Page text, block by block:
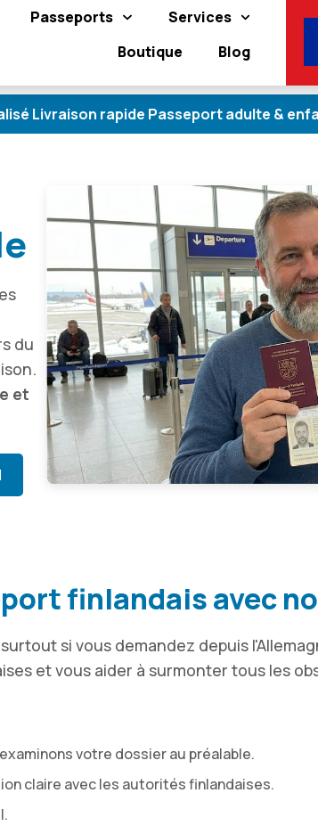
Passeports
Services
Boutique
Blog
Passeport adulte & enfant
du
et
finlandais avec
si vous demandez depuis
et vous aider à surmonter tous les
votre dossier au préalable.
claire avec les autorités finlandaises.